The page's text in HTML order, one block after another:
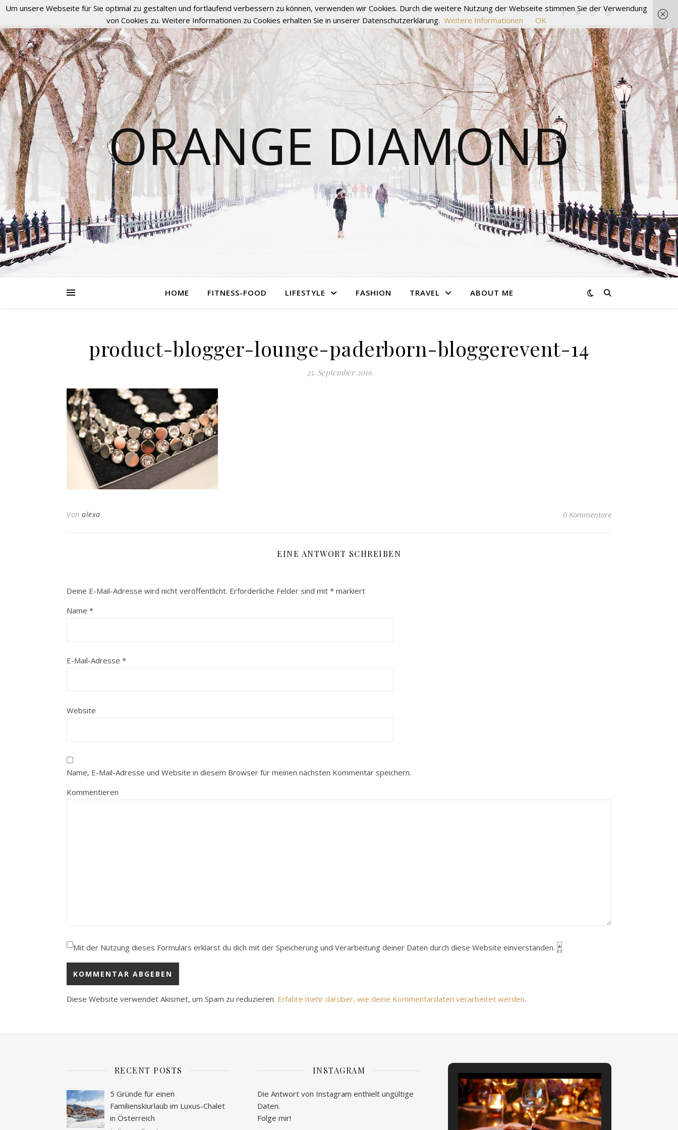
ORANGE DIAMOND
HOME FITNESS-FOOD LIFESTYLE FASHION TRAVEL ABOUT ME
product-blogger-lounge-paderborn-bloggerevent-14
25. September 2016
Von alexa 0 Kommentare
EINE ANTWORT SCHREIBEN
Deine E-Mail-Adresse wird nicht veröffentlicht. Erforderliche Felder sind mit * markiert
Name *
E-Mail-Adresse *
Website
Name, E-Mail-Adresse und Website in diesem Browser für meinen nächsten Kommentar speichern.
Kommentieren
Mit der Nutzung dieses Formulars erklärst du dich mit der Speicherung und Verarbeitung deiner Daten durch diese Website einverstanden. *
Diese Website verwendet Akismet, um Spam zu reduzieren. Erfahre mehr darüber, wie deine Kommentardaten verarbeitet werden.
RECENT POSTS
5 Gründe für einen
Familienskiurlaub im Luxus-Chalet
in Österreich
INSTAGRAM
Die Antwort von Instagram enthielt ungültige
Daten.
Folge mir!
Um unsere Webseite für Sie optimal zu gestalten und fortlaufend verbessern zu können, verwenden wir Cookies. Durch die weitere Nutzung der Webseite stimmen Sie der Verwendung
von Cookies zu. Weitere Informationen zu Cookies erhalten Sie in unserer Datenschutzerklärung. Weitere Informationen OK